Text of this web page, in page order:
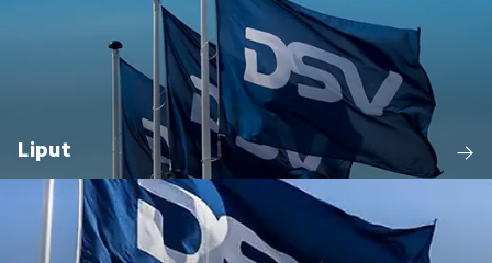
Liput